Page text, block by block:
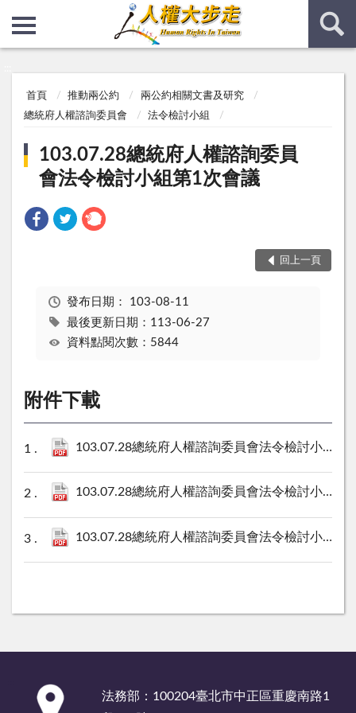
首頁 推動兩公約
兩公約相關文書及研究
總統府人權諮詢委員會
法令檢討小組
103.07.28總統府人權諮詢委員
會法令檢討小組第1次會議
回上一頁
發布日期： 103-08-11
最後更新日期：113-06-27
資料點閱次數：5844
附件下載
103.07.28總統府人權諮詢委員會法令檢討小組第1次會議資料.pdf
103.07.28總統府人權諮詢委員會法令檢討小組第1次會議附件.pdf
103.07.28總統府人權諮詢委員會法令檢討小組第1次會議紀錄.pdf
法務部：100204臺北市中正區重慶南路1